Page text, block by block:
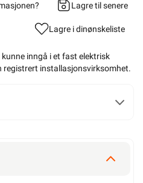
Lagre til senere
Lagre i dinønskeliste
inngå i et fast elektrisk
registrert installasjonsvirksomhet.